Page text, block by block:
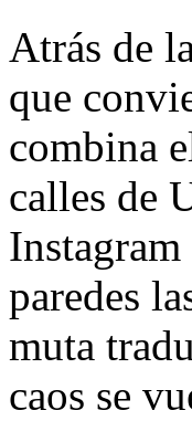
Atrás de
que
combina
calles de
Instagram
paredes
muta
caos se